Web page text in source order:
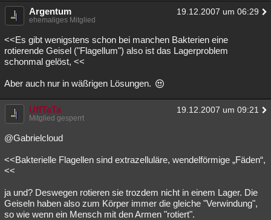
Argentum 19.12.2007 um 06:29
ehemaliges Mitglied
<<Es gibt wenigstens schon bei manchen Bakterien eine
rotierende Geisel ("Flagellum") also ist das Lagerproblem
schonmal gelöst, <<
Aber auch nur in wäßrigen Lösungen.
UffTaTa 19.12.2007 um 09:21
Mitglied gesperrt
@Gabrielcloud
<<Bakterielle Flagellen sind extrazelluläre, wendelförmige „Fäden“,
<<
ja und? Deswegen rotieren sie trozdem nicht in einem Lager. Die
Geiseln haben also zum Körper immer die gleiche "Verwindung",
so wie wenn ein Mensch mit den Armen "rotiert".